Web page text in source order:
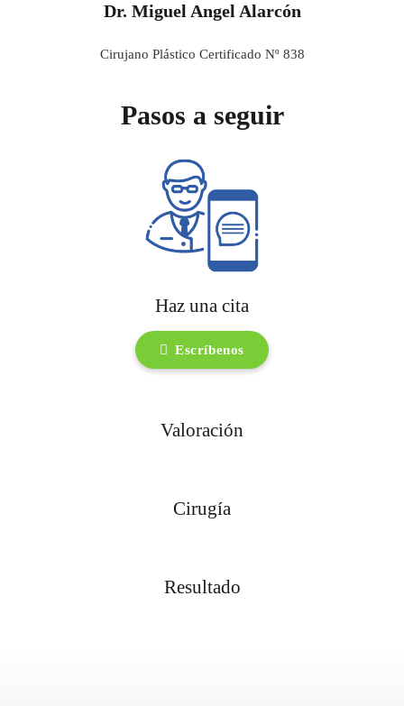
Dr. Miguel Angel Alarcón
Cirujano Plástico Certificado Nº 838
Pasos a seguir
Haz una cita
Escríbenos
Valoración
Cirugía
Resultado